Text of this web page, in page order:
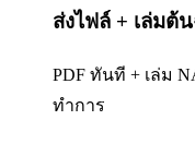
ส่งไฟล์ + เล่มต้
PDF ทันที + เล่ม
ทำการ